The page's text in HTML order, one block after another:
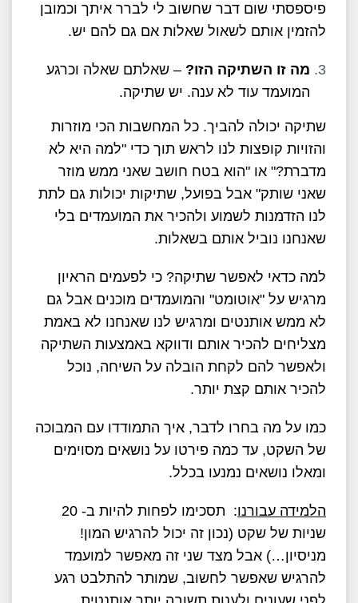
פיספסתי שום דבר שחשוב לי לברר איתך וכמובן
להזמין אותם לשאול שאלות אם גם להם יש.
מה זו השתיקה הזו? – שאלתם שאלה וכרגע
המועמד עוד לא ענה. יש שתיקה.
שתיקה יכולה להביך. כל המחשבות הכי מוזרות
והזויות קופצות לנו לראש תוך כדי "למה היא לא
מדברת?" או "הוא בטח חושב שאני ממש מוזר
שאני שותק" אבל בפועל, שתיקות יכולות גם לתת
לנו הזדמנות לשמוע ולהכיר את המועמדים בלי
שאנחנו נוביל אותם בשאלות.
למה כדאי לאפשר שתיקה? כי לפעמים הראיון
מרגיש על "אוטומט" והמועמדים מוכנים אבל גם
לא ממש אותנטים ומרגיש לנו שאנחנו לא באמת
מצליחים להכיר אותם ודווקא באמצעות השתיקה
ולאפשר להם לקחת הובלה על השיחה, נוכל
להכיר אותם קצת יותר.
כמו על מה בחרו לדבר, איך התמודדו עם המבוכה
של השקט, עד כמה פירטו על נושאים מסוימים
ומאלו נושאים נמנעו בכלל.
הלמידה עבורנו
: תסכימו לפחות להיות ב- 20
שניות של שקט (נכון זה יכול להרגיש המון!
מניסיון…) אבל מצד שני זה מאפשר למועמד
להרגיש שאפשר לחשוב, שמותר להתלבט רגע